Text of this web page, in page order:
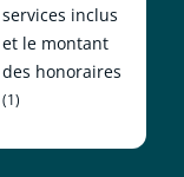
services inclus
et le montant
des honoraires
(1)